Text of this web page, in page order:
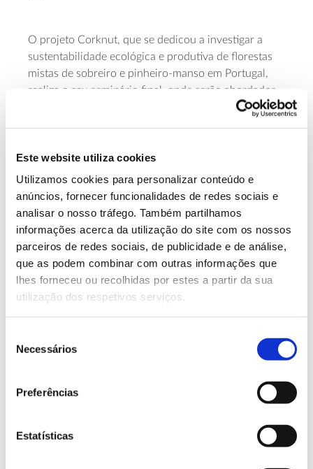
Este website utiliza cookies
Utilizamos cookies para personalizar conteúdo e
anúncios, fornecer funcionalidades de redes sociais e
analisar o nosso tráfego. Também partilhamos
informações acerca da utilização do site com os nossos
parceiros de redes sociais, de publicidade e de análise,
que as podem combinar com outras informações que
lhes forneceu ou recolhidas por estes a partir da sua
utilização dos respetivos serviços.
Necessários
Preferências
Estatísticas
O projeto Corknut, que se dedicou a investigar a
sustentabilidade ecológica e produtiva de florestas
mistas de sobreiro e pinheiro-manso em Portugal,
realiza o seu seminário final, onde serão abordados
temas como a competição e facilitação entre
silvicultura adaptativos.
Saiba mais
13.07.2026
Genoma do priolo e de outras espécies em risco:
conhecer para conservar
Registar galhas de Trichi em acácia-das-espigas: